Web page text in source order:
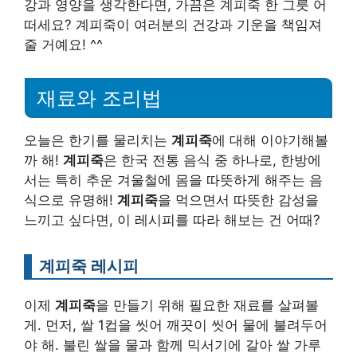
강과 영양을 생각한다면, 가끔은 계피죽 한 그릇 어
떠세요? 계피죽이 여러분의 건강과 기운을 책임져
줄 거예요! ^^
재료와 조리법
오늘은 한기를 물리치는 계피죽에 대해 이야기해볼
까 해! 계피죽은 한국 전통 음식 중 하나로, 한방에
서는 특히 추운 겨울철에 몸을 따뜻하게 해주는 음
식으로 유명해! 계피죽을 먹으면서 따뜻한 감성을
느끼고 싶다면, 이 레시피를 따라 해보는 건 어때?
계피죽 레시피
이제 계피죽을 만들기 위해 필요한 재료를 살펴볼
게. 먼저, 쌀 1컵을 씻어 깨끗이 씻어 물에 불려두어
야 해. 불린 쌀을 물과 함께 믹서기에 갈아 쌀 가루